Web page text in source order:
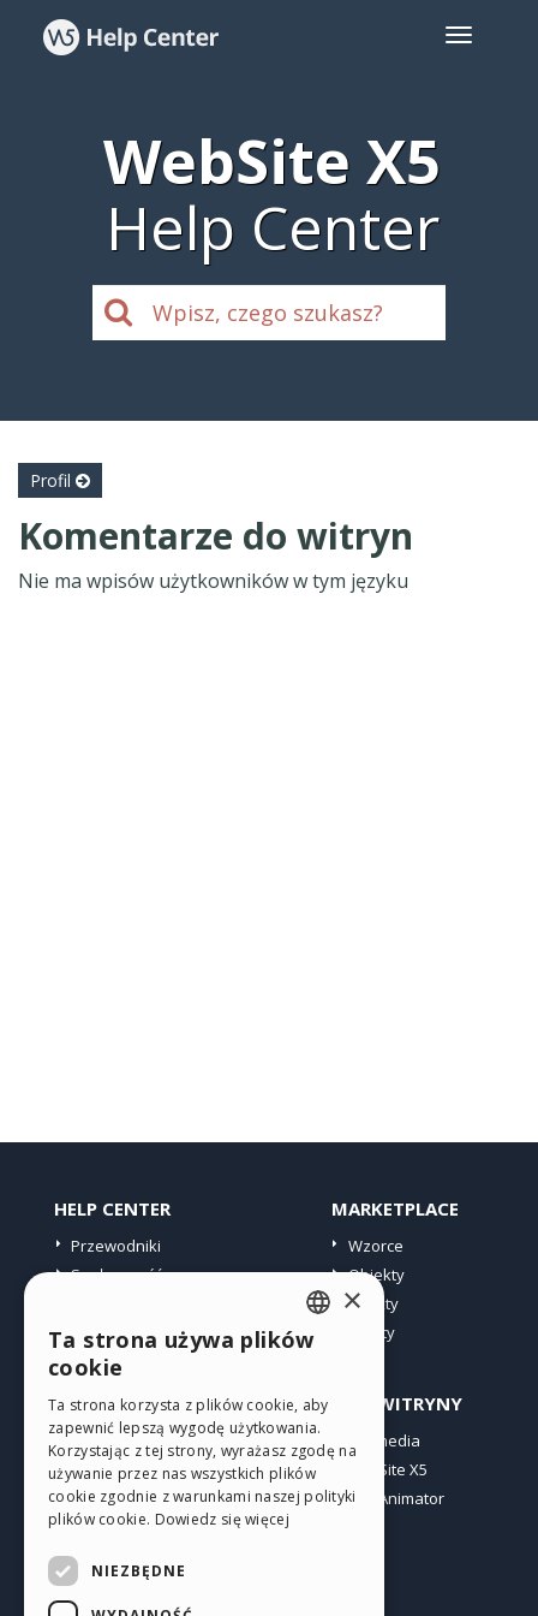
WebSite X5
Help Center
Profil
Komentarze do witryn
Nie ma wpisów użytkowników w tym języku
HELP CENTER
Przewodniki
Społeczność
MARKETPLACE
Wzorce
Obiekty
Punkty
Oferty
PROFIL
Moje wpisy
Moje licencje
Pobieranie
Web hosting
INNE WITRYNY
Incomedia
WebSite X5
WebAnimator
ENGLISH
GERMAN
SPANISH
PORTUGUESE
×
Ta strona używa plików
cookie
Ta strona korzysta z plików cookie, aby
zapewnić lepszą wygodę użytkowania.
Korzystając z tej strony, wyrażasz zgodę na
używanie przez nas wszystkich plików
cookie zgodnie z warunkami naszej polityki
plików cookie. Dowiedz się więcej
NIEZBĘDNE